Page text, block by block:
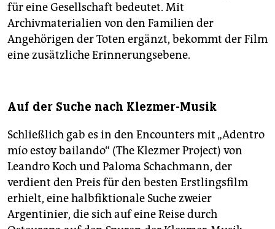
für eine Gesellschaft bedeutet. Mit
Archivmaterialien von den Familien der
Angehörigen der Toten ergänzt, bekommt der Film
eine zusätzliche Erinnerungsebene.
Auf der Suche nach Klezmer-Musik
Schließlich gab es in den Encounters mit „Adentro
mío estoy bailando“ (The Klezmer Project) von
Leandro Koch und Paloma Schachmann, der
verdient den Preis für den besten Erstlingsfilm
erhielt, eine halbfiktionale Suche zweier
Argentinier, die sich auf eine Reise durch